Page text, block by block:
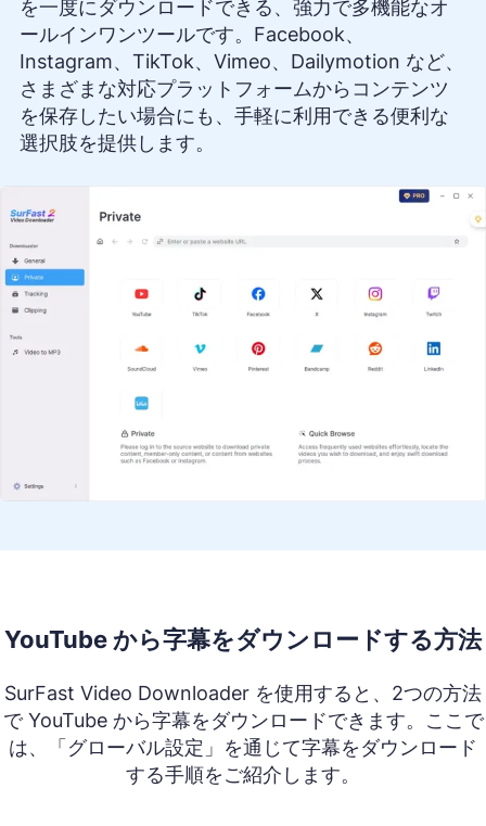
を一度にダウンロードできる、強力で多機能なオ
ールインワンツールです。Facebook、
Instagram、TikTok、Vimeo、Dailymotion など、
さまざまな対応プラットフォームからコンテンツ
を保存したい場合にも、手軽に利用できる便利な
選択肢を提供します。
YouTube から字幕をダウンロードする方法
SurFast Video Downloader を使用すると、2つの方法
で YouTube から字幕をダウンロードできます。ここで
は、「グローバル設定」を通じて字幕をダウンロード
する手順をご紹介します。